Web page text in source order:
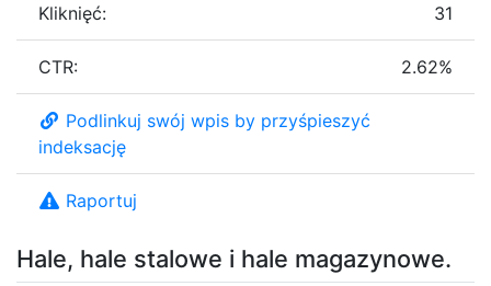
Hale, hale stalowe i hale magazynowe.
Kliknięć: 31
CTR: 2.62%
Podlinkuj swój wpis by przyśpieszyć
indeksację
Raportuj